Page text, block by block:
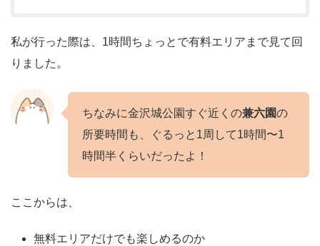
私が行った際は、1時間ちょっとで有料エリアまで見て回
りました。
ちなみに金沢城公園すぐ近くの兼六園の
所要時間も、ぐるっと1周して1時間〜1
時間半くらいだったよ！
ここからは、
無料エリアだけでも楽しめるのか